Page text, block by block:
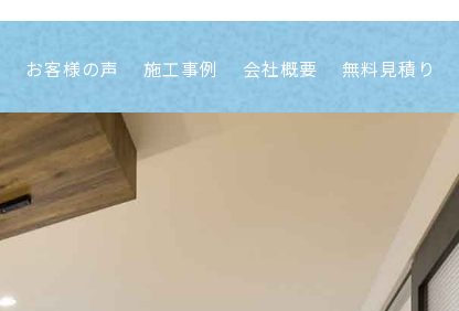
お客様の声 施工事例 会社概要 無料見積り